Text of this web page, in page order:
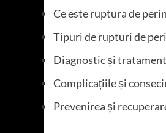
Ce este ruptura de
Tipuri de rupturi de
Diagnostic și tratament
Complicațiile și
Prevenirea și